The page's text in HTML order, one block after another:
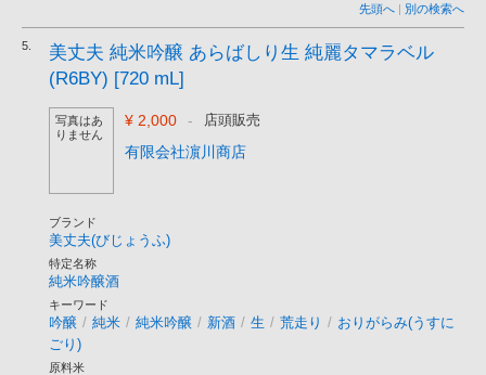
先頭へ | 別の検索へ
5.
美丈夫 純米吟醸 あらばしり生 純麗タマラベル
(R6BY) [720 mL]
写真はあ
りません
¥ 2,000 - 店頭販売
有限会社濵川商店
ブランド
美丈夫(びじょうふ)
特定名称
純米吟醸酒
キーワード
吟醸 / 純米 / 純米吟醸 / 新酒 / 生 / 荒走り / おりがらみ(うすに
ごり)
原料米